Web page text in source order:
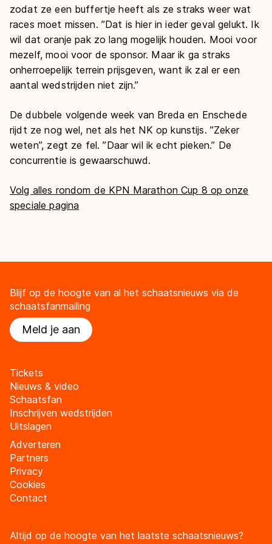
zodat ze een buffertje heeft als ze straks weer wat
races moet missen. ’’Dat is hier in ieder geval gelukt. Ik
wil dat oranje pak zo lang mogelijk houden. Mooi voor
mezelf, mooi voor de sponsor. Maar ik ga straks
onherroepelijk terrein prijsgeven, want ik zal er een
aantal wedstrijden niet zijn.’’
De dubbele volgende week van Breda en Enschede
rijdt ze nog wel, net als het NK op kunstijs. ’’Zeker
weten’’, zegt ze fel. ’’Daar wil ik echt pieken.’’ De
concurrentie is gewaarschuwd.
Volg alles rondom de KPN Marathon Cup 8 op onze
speciale pagina
Blijf op de hoogte van al het schaatsnieuws via de
schaatsfanmailing
Meld je aan
Tickets
Nieuws & video
Schaatsfan
Inschrijven wedstrijden
Uitslagen
Adverteren
Partners
Privacy
Cookies
Contact
Altijd op de hoogte van het laatste schaatsnieuws?